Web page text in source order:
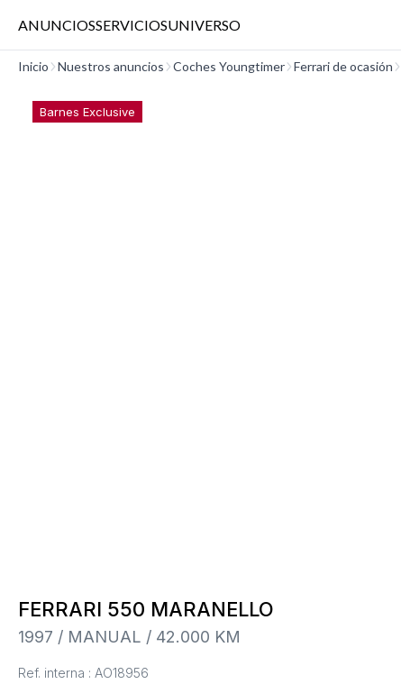
ANUNCIOSSERVICIOSUNIVERSO
Inicio Nuestros anuncios Coches Youngtimer Ferrari de ocasión
Barnes Exclusive
FERRARI 550 MARANELLO
1997 / MANUAL / 42.000 KM
Ref. interna : AO18956